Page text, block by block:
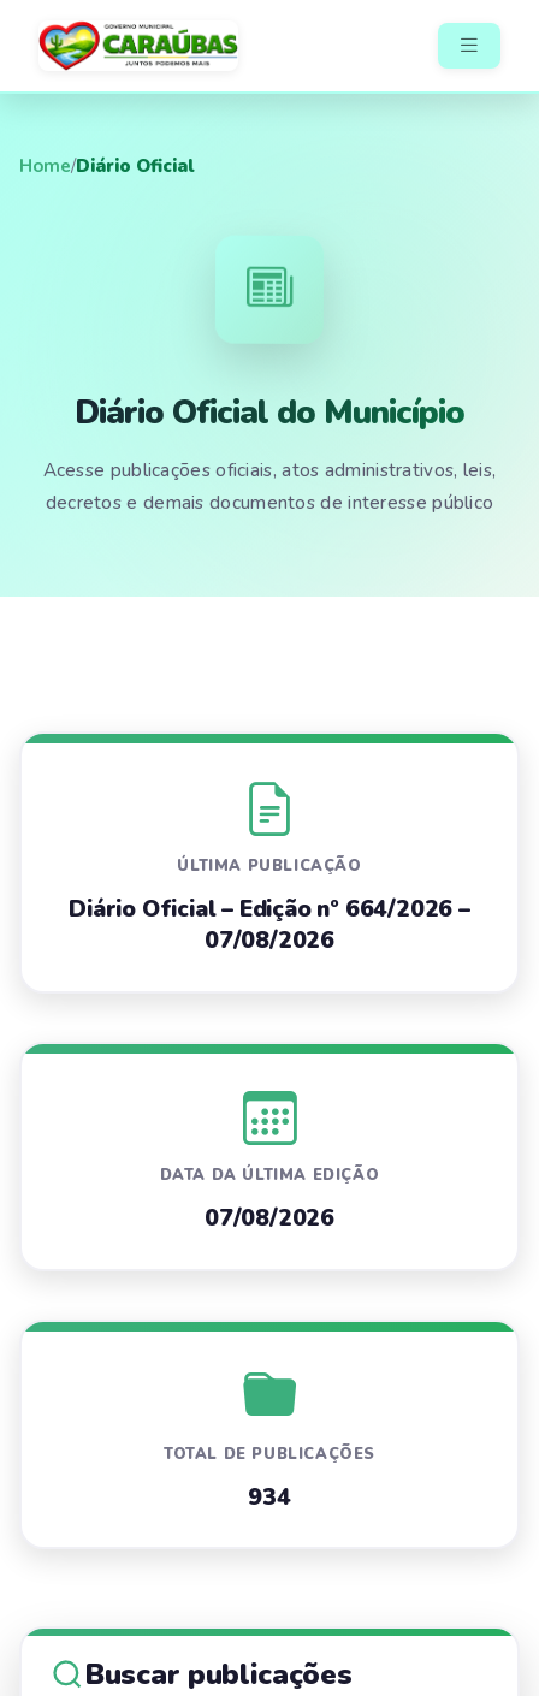
Home/Diário Oficial
Diário Oficial do Município
Acesse publicações oficiais, atos administrativos, leis,
decretos e demais documentos de interesse público
ÚLTIMA PUBLICAÇÃO
Diário Oficial – Edição nº 664/2026 –
07/08/2026
DATA DA ÚLTIMA EDIÇÃO
07/08/2026
TOTAL DE PUBLICAÇÕES
934
Buscar publicações